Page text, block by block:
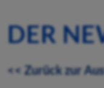
DER
<< Zurück zur